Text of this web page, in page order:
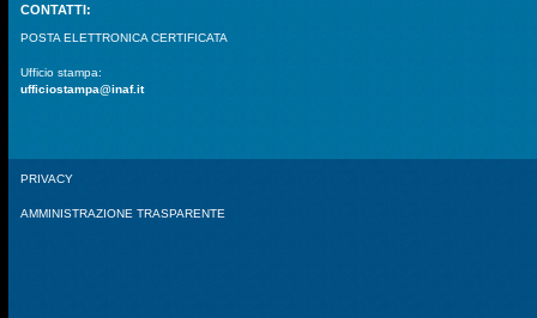
CONTATTI:
POSTA ELETTRONICA CERTIFICATA
Ufficio stampa:
ufficiostampa@inaf.it
PRIVACY
AMMINISTRAZIONE TRASPARENTE